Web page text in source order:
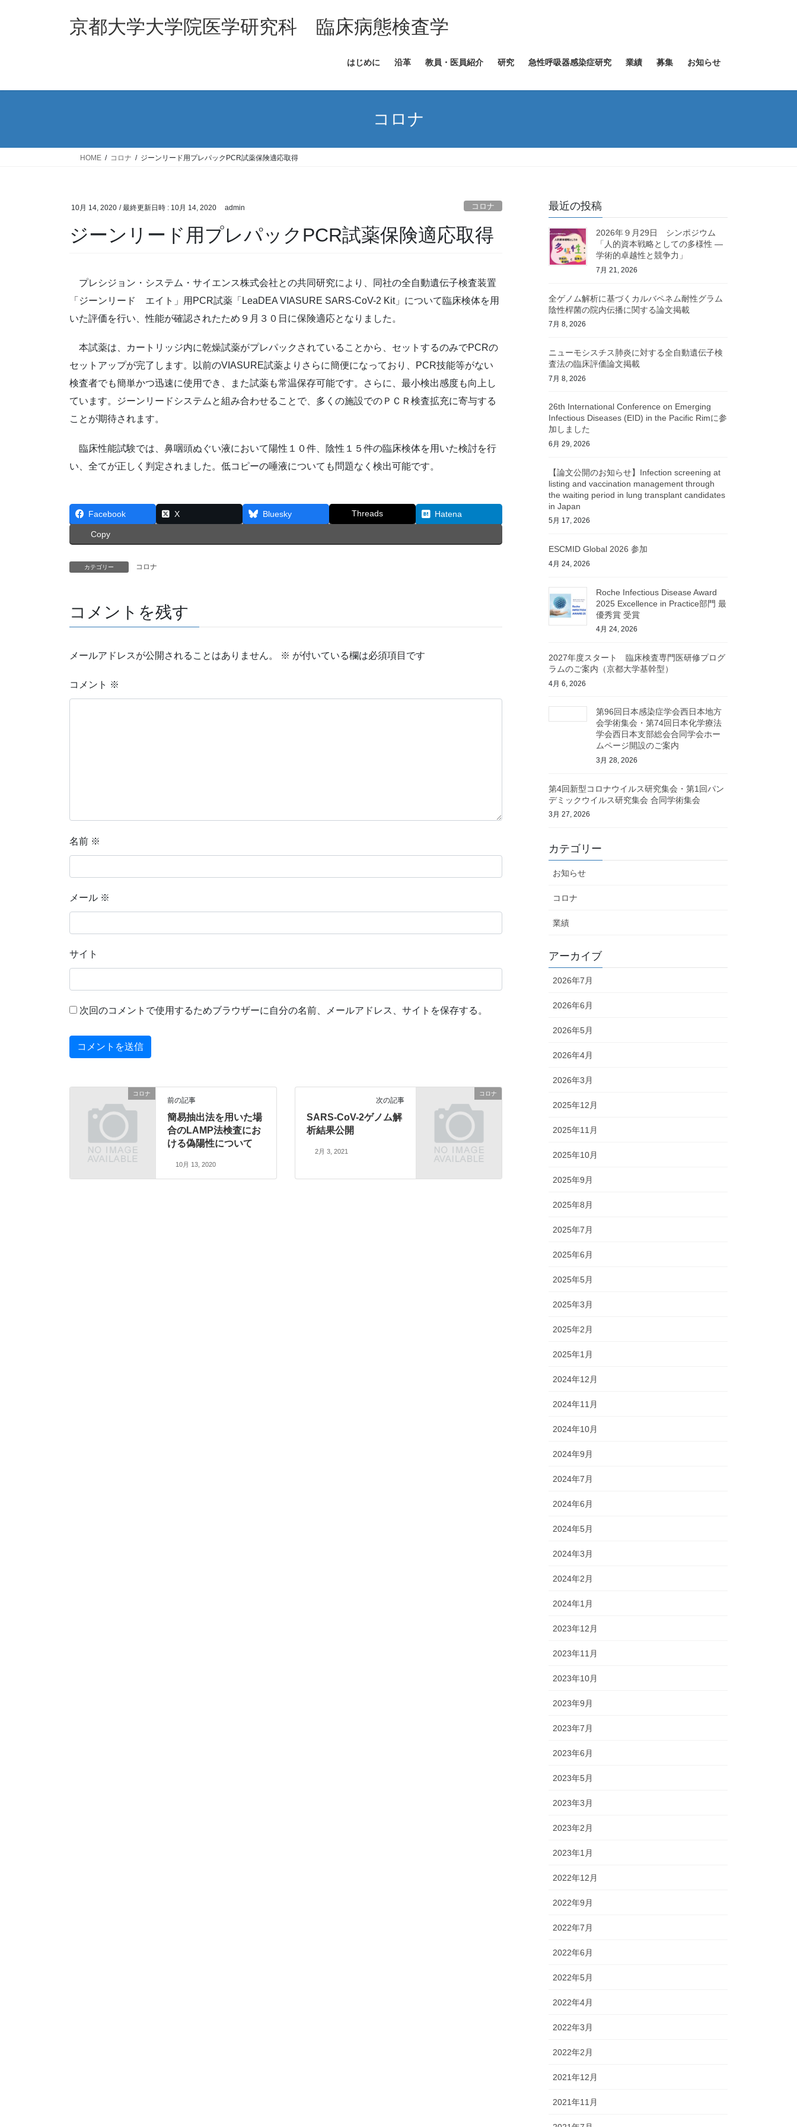
ス
ン
京都大学大学院医学研究科 臨床病態検査学
はじめに 沿革 教員・医員紹介 研究 急性呼吸器感染症研究 業績 募集 お知らせ
コロナ
HOME コロナ ジーンリード用プレパックPCR試薬保険適応取得
10月 14, 2020 / 最終更新日時 : 10月 14, 2020 admin コロナ
ジーンリード用プレパックPCR試薬保険適応取得
プレシジョン・システム・サイエンス株式会社との共同研究により、同社の全自動遺伝子検査装置
「ジーンリード エイト」用PCR試薬「LeaDEA VIASURE SARS-CoV-2 Kit」について臨床検体を用
いた評価を行い、性能が確認されたため９月３０日に保険適応となりました。
本試薬は、カートリッジ内に乾燥試薬がプレパックされていることから、セットするのみでPCRの
セットアップが完了します。以前のVIASURE試薬よりさらに簡便になっており、PCR技能等がない
検査者でも簡単かつ迅速に使用でき、また試薬も常温保存可能です。さらに、最小検出感度も向上し
ています。ジーンリードシステムと組み合わせることで、多くの施設でのＰＣＲ検査拡充に寄与する
ことが期待されます。
臨床性能試験では、鼻咽頭ぬぐい液において陽性１０件、陰性１５件の臨床検体を用いた検討を行
い、全てが正しく判定されました。低コピーの唾液についても問題なく検出可能です。
Facebook X Bluesky Threads Hatena
Copy
カテゴリー コロナ
コメントを残す
メールアドレスが公開されることはありません。 ※ が付いている欄は必須項目です
コメント ※
名前 ※
メール ※
サイト
次回のコメントで使用するためブラウザーに自分の名前、メールアドレス、サイトを保存する。
コロナ
前の記事
簡易抽出法を用いた場
合のLAMP法検査にお
ける偽陽性について
10月 13, 2020
コロナ
次の記事
SARS-CoV-2ゲノム解
析結果公開
2月 3, 2021
最近の投稿
2026年９月29日 シンポジウム
「人的資本戦略としての多様性 ―
学術的卓越性と競争力」
7月 21, 2026
全ゲノム解析に基づくカルバペネム耐性グラム
陰性桿菌の院内伝播に関する論文掲載
7月 8, 2026
ニューモシスチス肺炎に対する全自動遺伝子検
査法の臨床評価論文掲載
7月 8, 2026
26th International Conference on Emerging
Infectious Diseases (EID) in the Pacific Rimに参
加しました
6月 29, 2026
【論文公開のお知らせ】Infection screening at
listing and vaccination management through
the waiting period in lung transplant candidates
in Japan
5月 17, 2026
ESCMID Global 2026 参加
4月 24, 2026
Roche Infectious Disease Award
2025 Excellence in Practice部門 最
優秀賞 受賞
4月 24, 2026
2027年度スタート 臨床検査専門医研修プログ
ラムのご案内（京都大学基幹型）
4月 6, 2026
第96回日本感染症学会西日本地方
会学術集会・第74回日本化学療法
学会西日本支部総会合同学会ホー
ムページ開設のご案内
3月 28, 2026
第4回新型コロナウイルス研究集会・第1回パン
デミックウイルス研究集会 合同学術集会
3月 27, 2026
カテゴリー
お知らせ
コロナ
業績
アーカイブ
2026年7月
2026年6月
2026年5月
2026年4月
2026年3月
2025年12月
2025年11月
2025年10月
2025年9月
2025年8月
2025年7月
2025年6月
2025年5月
2025年3月
2025年2月
2025年1月
2024年12月
2024年11月
2024年10月
2024年9月
2024年7月
2024年6月
2024年5月
2024年3月
2024年2月
2024年1月
2023年12月
2023年11月
2023年10月
2023年9月
2023年7月
2023年6月
2023年5月
2023年3月
2023年2月
2023年1月
2022年12月
2022年9月
2022年7月
2022年6月
2022年5月
2022年4月
2022年3月
2022年2月
2021年12月
2021年11月